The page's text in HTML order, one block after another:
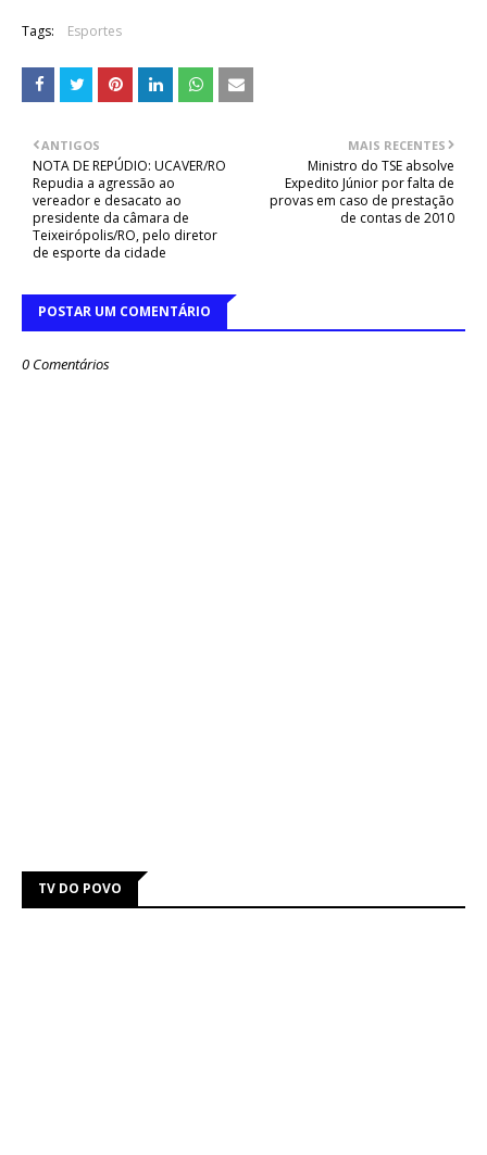
Tags: Esportes
MAIS RECENTES
Ministro do TSE absolve
Expedito Júnior por falta de
provas em caso de prestação
de contas de 2010
ANTIGOS
NOTA DE REPÚDIO: UCAVER/RO
Repudia a agressão ao
vereador e desacato ao
presidente da câmara de
Teixeirópolis/RO, pelo diretor
de esporte da cidade
POSTAR UM COMENTÁRIO
0 Comentários
TV DO POVO